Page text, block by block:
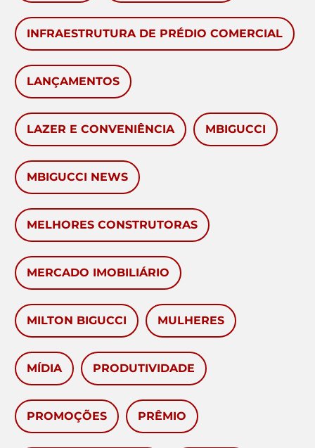
INFRAESTRUTURA DE PRÉDIO COMERCIAL
LANÇAMENTOS
LAZER E CONVENIÊNCIA MBIGUCCI
MBIGUCCI NEWS
MELHORES CONSTRUTORAS
MERCADO IMOBILIÁRIO
MILTON BIGUCCI MULHERES
MÍDIA PRODUTIVIDADE
PROMOÇÕES PRÊMIO